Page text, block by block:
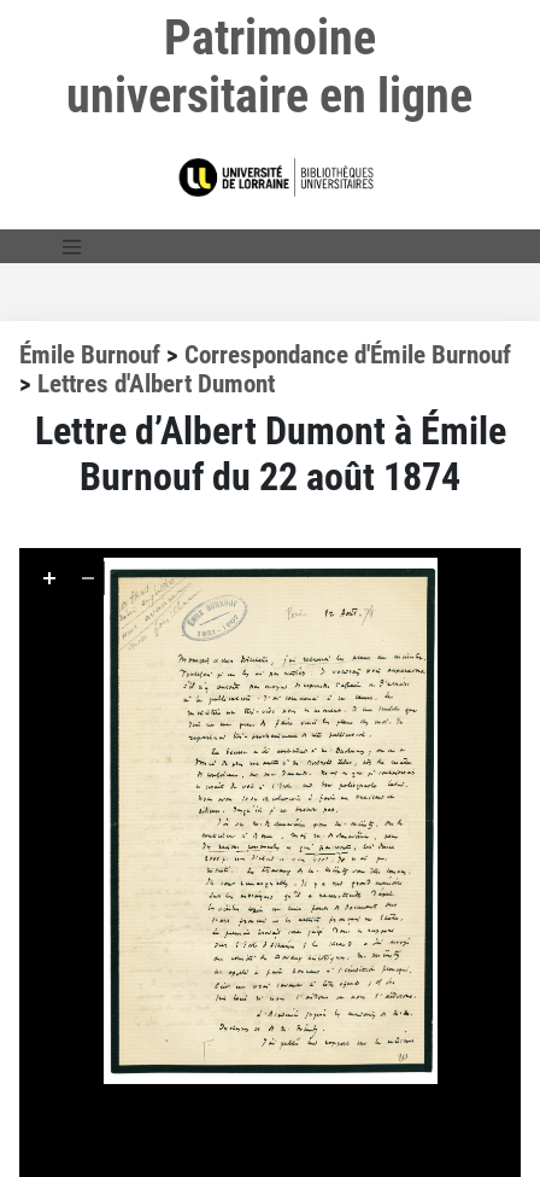
Patrimoine
universitaire en ligne
Émile Burnouf > Correspondance d'Émile Burnouf
> Lettres d'Albert Dumont
Lettre d’Albert Dumont à Émile
Burnouf du 22 août 1874